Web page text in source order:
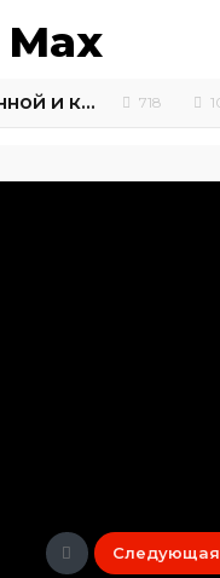
Прикольные собачки с ванной и каруселью / собачка убегает от Кати / Chubby Puppies 718
Следующая